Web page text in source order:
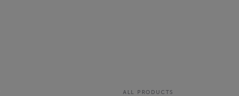
ALL PRODUCTS